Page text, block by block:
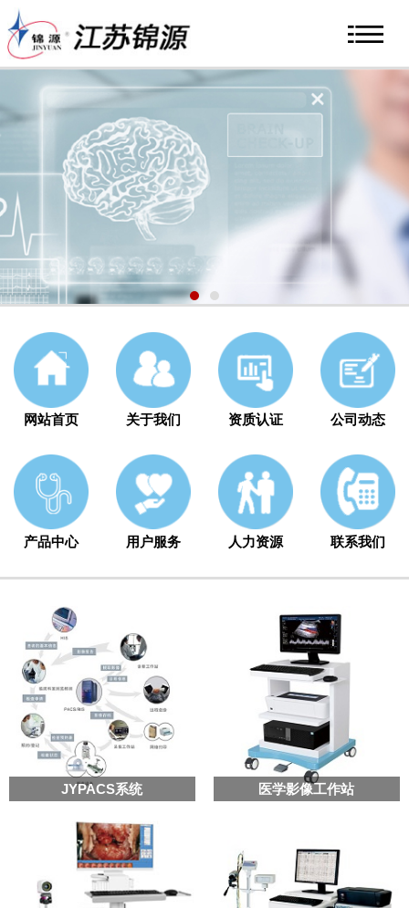
网站首页 关于我们 资质认证 公司动态
产品中心 用户服务 人力资源 联系我们
JYPACS系统 医学影像工作站